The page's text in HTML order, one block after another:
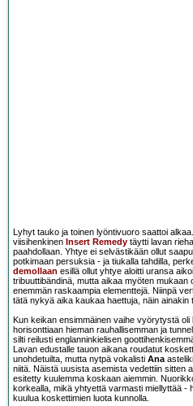
Lyhyt tauko ja toinen lyöntivuoro saattoi
viisihenkinen Insert Remedy täytti lavan
paahdollaan. Yhtye ei selvästikään ollut
potkimaan persuksia - ja tiukalla tahdilla,
demollaan esillä ollut yhtye aloitti uransa
tribuuttibändinä, mutta aikaa myöten mukaan
enemmän raskaampia elementtejä. Niinpä
tätä nykyä aika kaukaa haettuja, näin ainakin
Kun keikan ensimmäinen vaihe vyörytystä
horisonttiaan hieman rauhallisemman ja
silti reilusti englanninkielisen
Lavan edustalle tauon aikana roudatut
unohdetuilta, mutta nytpä vokalisti Ana
niitä. Näistä uusista asemista vedettiin sitten
esitetty kuulemma koskaan aiemmin.
korkealla, mikä yhtyettä varmasti miellyttää -
kuulua koskettimien luota kunnolla.